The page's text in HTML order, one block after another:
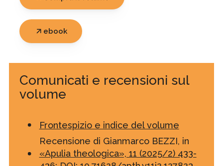
ebook
Comunicati e recensioni sul
volume
Frontespizio e indice del volume
Recensione di Gianmarco BEZZI, in
«Apulia theologica», 11 (2025/2) 433-